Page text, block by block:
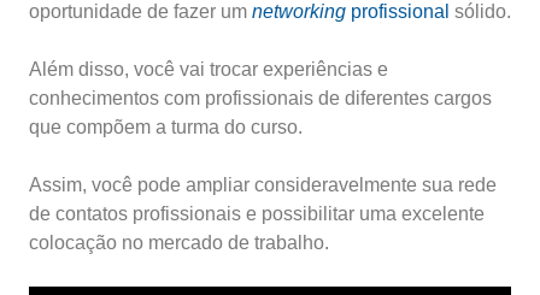
oportunidade de fazer um networking profissional sólido.
Além disso, você vai trocar experiências e
conhecimentos com profissionais de diferentes cargos
que compõem a turma do curso.
Assim, você pode ampliar consideravelmente sua rede
de contatos profissionais e possibilitar uma excelente
colocação no mercado de trabalho.